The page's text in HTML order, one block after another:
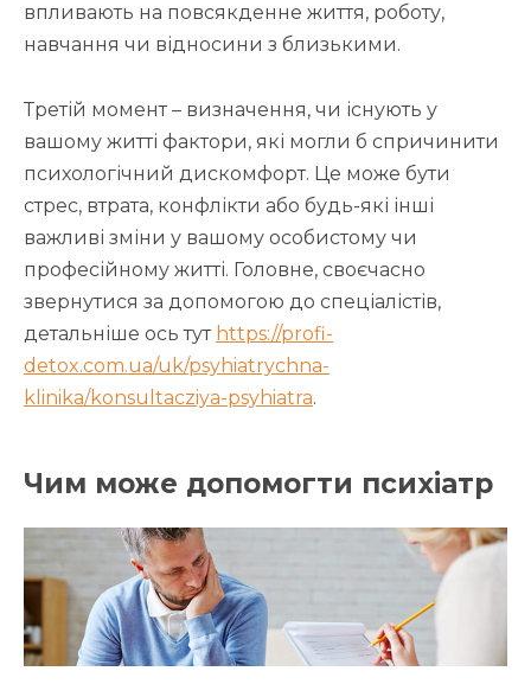
впливають на повсякденне життя, роботу,
навчання чи відносини з близькими.
Третій момент – визначення, чи існують у
вашому житті фактори, які могли б спричинити
психологічний дискомфорт. Це може бути
стрес, втрата, конфлікти або будь-які інші
важливі зміни у вашому особистому чи
професійному житті. Головне, своєчасно
звернутися за допомогою до спеціалістів,
детальніше ось тут https://profi-
detox.com.ua/uk/psyhiatrychna-
klinika/konsultacziya-psyhiatra.
Чим може допомогти психіатр